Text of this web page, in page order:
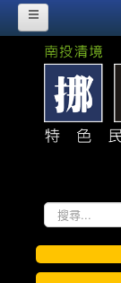
搜
尋...
HOME
挪威故事
挪威森林的源起
紀念佤族HERO~阿媽
挪威臉書散記